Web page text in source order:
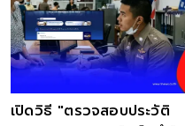
เปิดวิธี "ตรวจสอบประวัติ